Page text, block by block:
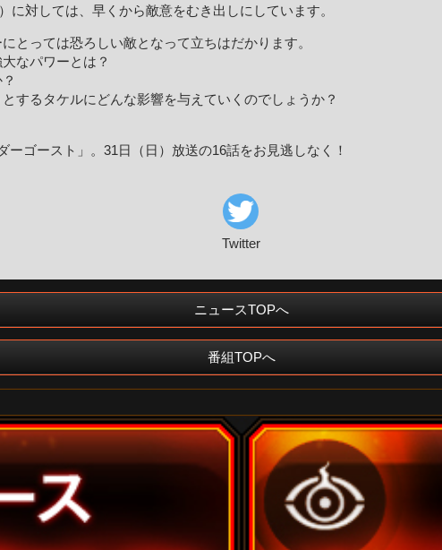
に対しては、早くから敵意をむき出しにしています。
とっては恐ろしい敵となって立ちはだかります。
なパワーとは？
するタケルにどんな影響を与えていくのでしょうか？
ゴースト」。31日（日）放送の16話をお見逃しなく！
Twitter
ニュースTOPへ
番組TOPへ